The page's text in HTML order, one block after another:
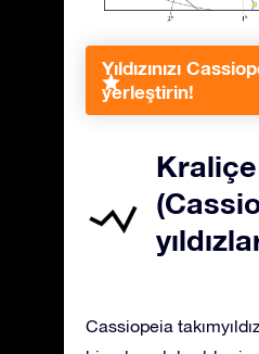
Yıldızınızı
yerleştirin!
Kraliçe
Cassiopeia